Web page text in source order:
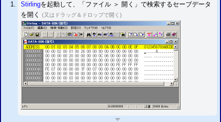
PS3セーブエディター を開発 セーブデータ改造ウェブシステム
Stirlingを起動して、「ファイル ＞ 開く」で検索するセーブデータ
を開く
(又はドラッグ＆ドロップで開く)